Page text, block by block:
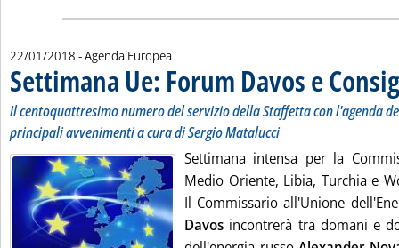
22/01/2018 - Agenda Europea
Settimana Ue: Forum Davos e
Il centoquattresimo numero del servizio della Staffetta con l'agenda
principali avvenimenti a cura di Sergio Matalucci
Settimana intensa per la
Medio Oriente, Libia, Turchia e
Il Commissario all'Unione
Davos incontrerà tra domani e